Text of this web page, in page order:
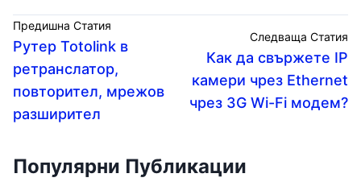
Предишна Статия
Рутер Totolink в
ретранслатор,
повторител, мрежов
разширител
Следваща Статия
Как да свържете IP
камери чрез Ethernet
чрез 3G Wi-Fi модем?
Популярни Публикации